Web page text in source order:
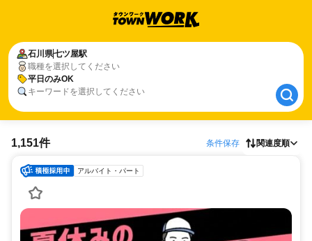
石川県七ツ屋駅
職種を選択してください
平日のみOK
キーワードを選択してください
石川県七ツ屋駅
平日のみOK
1,151件 条件保存 関連度順
アルバイト・パート